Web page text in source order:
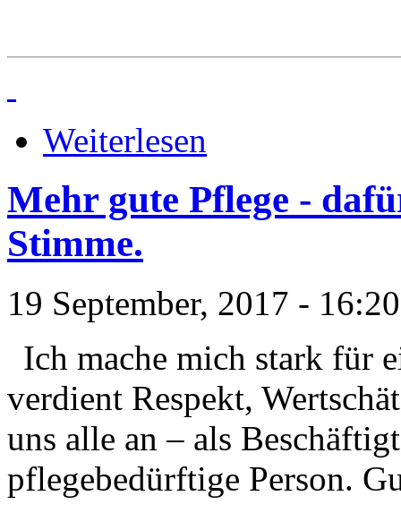
Weiterlesen
Mehr gute Pflege -
Stimme.
19 September, 2017 - 16:20
Ich mache mich stark für
verdient Respekt,
uns alle an – als
pflegebedürftige Person.